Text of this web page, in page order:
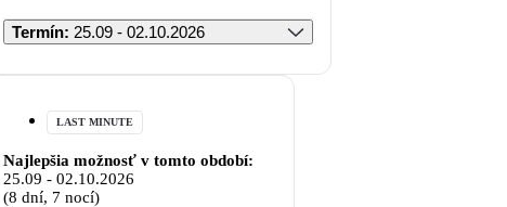
Termín: 25.09 - 02.10.2026
LAST MINUTE
Najlepšia možnosť v tomto období:
25.09 - 02.10.2026
(8 dní, 7 nocí)